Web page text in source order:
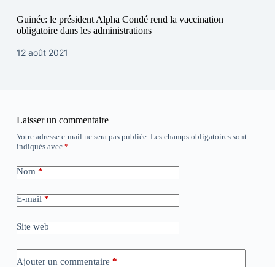
Guinée: le président Alpha Condé rend la vaccination
obligatoire dans les administrations
12 août 2021
Laisser un commentaire
Votre adresse e-mail ne sera pas publiée. Les champs obligatoires sont
indiqués avec *
Nom *
E-mail *
Site web
Ajouter un commentaire *